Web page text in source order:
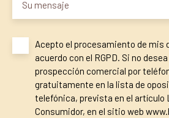
Su mensaje
Acepto el procesamiento de mis
acuerdo con el RGPD. Si no
prospección comercial por
gratuitamente en la lista de
telefónica, prevista en el artículo
Consumidor, en el sitio web